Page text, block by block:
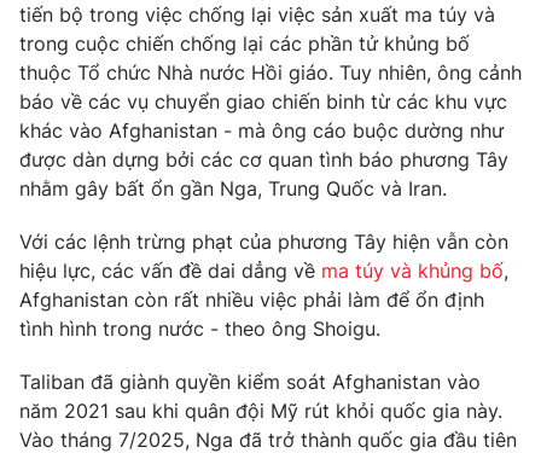
Cơ quan chủ quản:Đài Truyền hình Việt Nam
Cơ quan báo chí:Thời báo VTV
Giấy phép hoạt động báo in và báo điện tử số 483/GP-BTTTT
cấp ngày 29/12/2023
Tổng Biên tập:Vũ Thanh Thủy
Phó Tổng Biên tập:Nguyễn Thị Mỹ Hạnh, Phạm Quốc Thắng,
Nguyễn Trọng Ninh
Tổng đài VTV:
024.38 355 931 - 024.38 355 932
Ðiện thoại Thời báo VTV:024.66 897 897
Email:toasoan@vtv.vn
Liên hệ quảng cáo:024-7300.7108
tiến bộ trong việc chống lại việc sản xuất ma túy và
trong cuộc chiến chống lại các phần tử khủng bố
thuộc Tổ chức Nhà nước Hồi giáo. Tuy nhiên, ông cảnh
báo về các vụ chuyển giao chiến binh từ các khu vực
khác vào Afghanistan - mà ông cáo buộc dường như
được dàn dựng bởi các cơ quan tình báo phương Tây
nhằm gây bất ổn gần Nga, Trung Quốc và Iran.
Với các lệnh trừng phạt của phương Tây hiện vẫn còn
hiệu lực, các vấn đề dai dẳng về ma túy và khủng bố,
Afghanistan còn rất nhiều việc phải làm để ổn định
tình hình trong nước - theo ông Shoigu.
Taliban đã giành quyền kiểm soát Afghanistan vào
năm 2021 sau khi quân đội Mỹ rút khỏi quốc gia này.
Vào tháng 7/2025, Nga đã trở thành quốc gia đầu tiên